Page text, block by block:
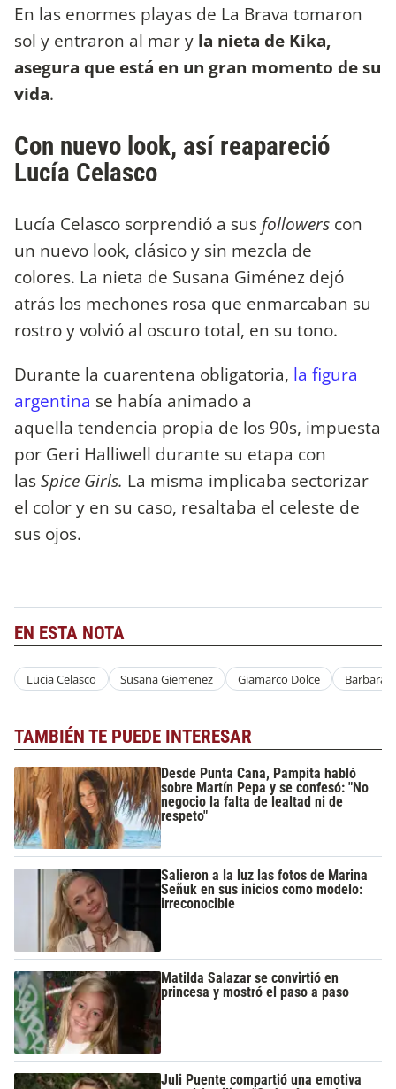
En las enormes playas de La Brava tomaron
sol y entraron al mar y la nieta de Kika,
asegura que está en un gran momento de su
vida.
Con nuevo look, así reapareció
Lucía Celasco
Lucía Celasco sorprendió a susfollowers con
un nuevo look, clásico y sin mezcla de
colores. La nieta de Susana Giménez dejó
atrás los mechones rosa que enmarcaban su
rostro y volvió al oscuro total, en su tono.
Durante la cuarentena obligatoria, la figura
argentina se había animado a
aquella tendencia propia de los 90s, impuesta
por Geri Halliwell durante su etapa con
lasSpice Girls. La misma implicaba sectorizar
el color y en su caso, resaltaba el celeste de
sus ojos.
EN ESTA NOTA
Lucia Celasco Susana Giemenez Giamarco Dolce Barbará
TAMBIÉN TE PUEDE INTERESAR
Desde Punta Cana, Pampita habló
sobre Martín Pepa y se confesó: "No
negocio la falta de lealtad ni de
respeto"
Salieron a la luz las fotos de Marina
Señuk en sus inicios como modelo:
irreconocible
Matilda Salazar se convirtió en
princesa y mostró el paso a paso
Juli Puente compartió una emotiva